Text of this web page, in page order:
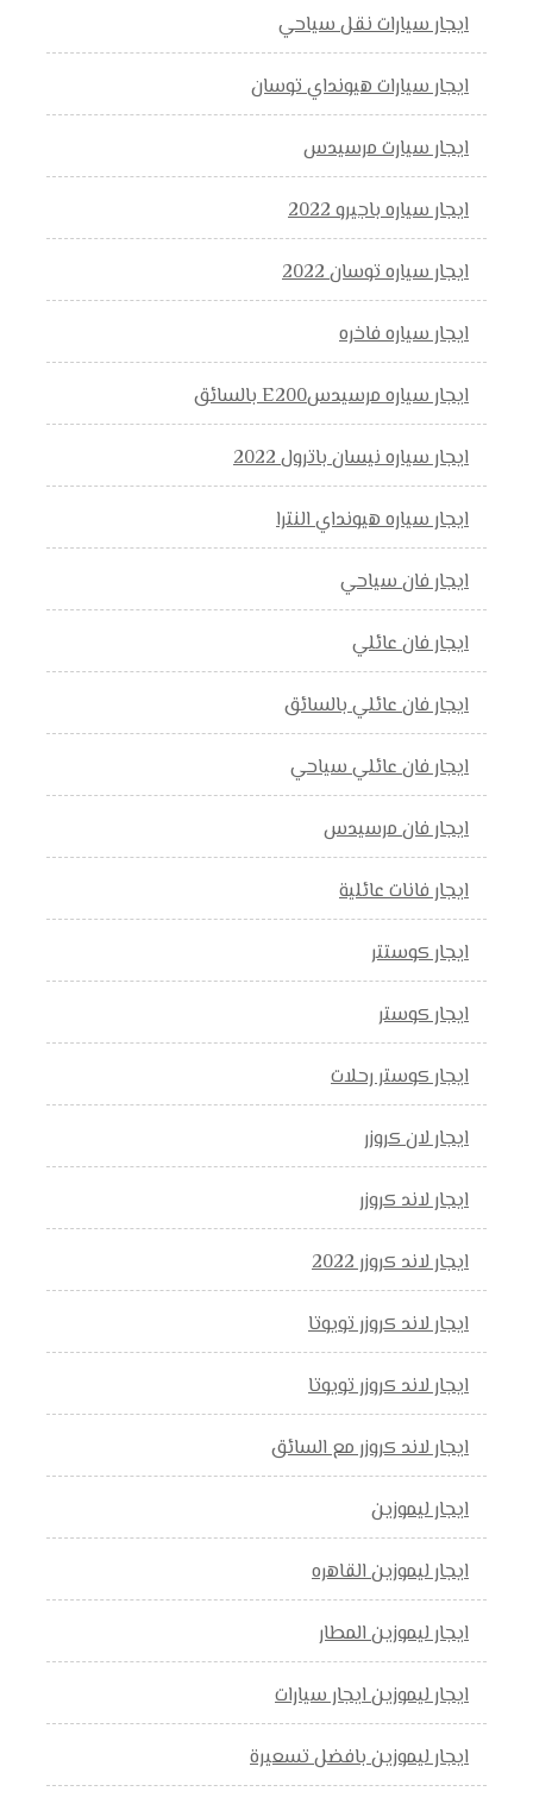
ايجار سيارات نقل سياحي
ايجار سيارات هيونداي توسان
ايجار سيارت مرسيدس
ايجار سياره باجيرو 2022
ايجار سياره توسان 2022
ايجار سياره فاخره
ايجار سياره مرسيدسE200 بالسائق
ايجار سياره نيسان باترول 2022
ايجار سياره هيونداي النترا
ايجار فان سياحي
ايجار فان عائلي
ايجار فان عائلي بالسائق
ايجار فان عائلي سياحي
ايجار فان مرسيدس
ايجار فانات عائلية
ايجار كوستتر
ايجار كوستر
ايجار كوستر رحلات
ايجار لان كروزر
ايجار لاند كروزر
ايجار لاند كروزر 2022
ايجار لاند كروزر تويوتا
ايجار لاند كروزر تويوتا
ايجار لاند كروزر مع السائق
ايجار ليموزين
ايجار ليموزين القاهره
ايجار ليموزين المطار
ايجار ليموزين ايجار سيارات
ايجار ليموزين بافضل تسعيرة